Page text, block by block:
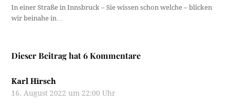
In einer Straße in Innsbruck – Sie wissen schon welche – blicken
wir beinahe in…
Dieser Beitrag hat 6 Kommentare
Karl Hirsch
16. August 2022 um 22:00 Uhr